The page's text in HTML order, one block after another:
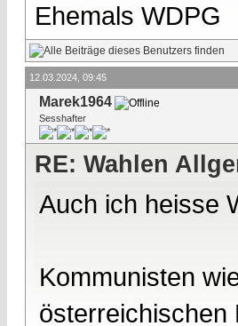
Ehemals WDPG
12.03.2024, 09:45
Marek1964
Sesshafter
RE: Wahlen
Auch ich heisse
Kommunisten
österreichischen